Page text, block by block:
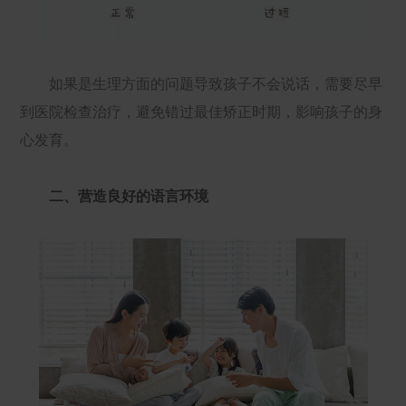
如果是生理方面的问题导致孩子不会说话，需要尽早
到医院检查治疗，避免错过最佳矫正时期，影响孩子的身
心发育。
二、营造良好的语言环境